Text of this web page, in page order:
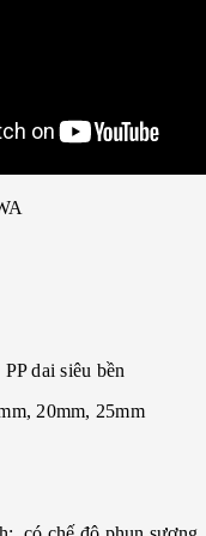
dai siêu bền
20mm, 25mm